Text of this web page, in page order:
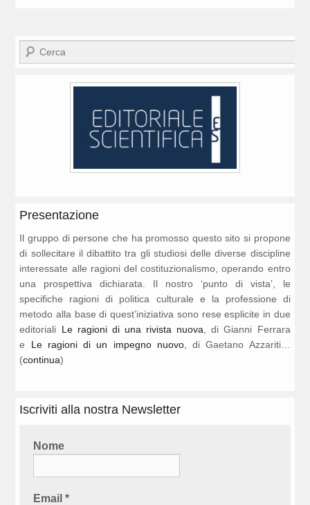
Cerca
Presentazione
Il gruppo di persone che ha promosso questo sito si propone
di sollecitare il dibattito tra gli studiosi delle diverse discipline
interessate alle ragioni del costituzionalismo, operando entro
una prospettiva dichiarata. Il nostro ‘punto di vista’, le
specifiche ragioni di politica culturale e la professione di
metodo alla base di quest’iniziativa sono rese esplicite in due
editoriali Le ragioni di una rivista nuova , di Gianni Ferrara
e Le ragioni di un impegno nuovo, di Gaetano Azzariti…
(continua)
Iscriviti alla nostra Newsletter
Nome
Email*